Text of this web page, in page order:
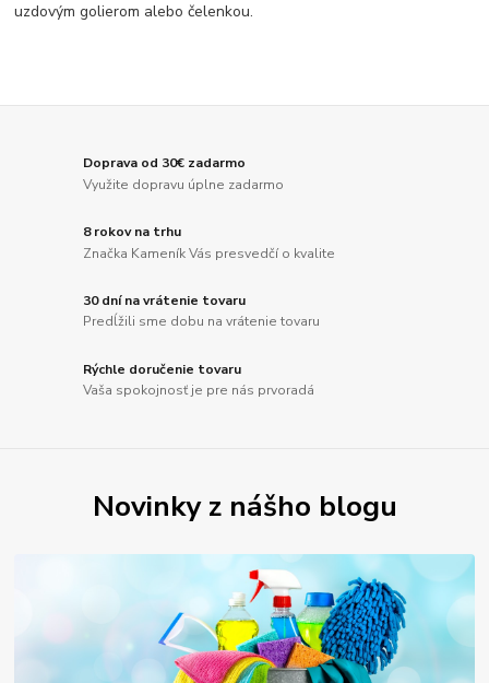
uzdovým golierom alebo čelenkou.
Doprava od 30€ zadarmo
Využite dopravu úplne zadarmo
8 rokov na trhu
Značka Kameník Vás presvedčí o kvalite
30 dní na vrátenie tovaru
Predĺžili sme dobu na vrátenie tovaru
Rýchle doručenie tovaru
Vaša spokojnosť je pre nás prvoradá
Novinky z nášho blogu